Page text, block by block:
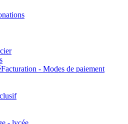
Facturation - Modes de paiement